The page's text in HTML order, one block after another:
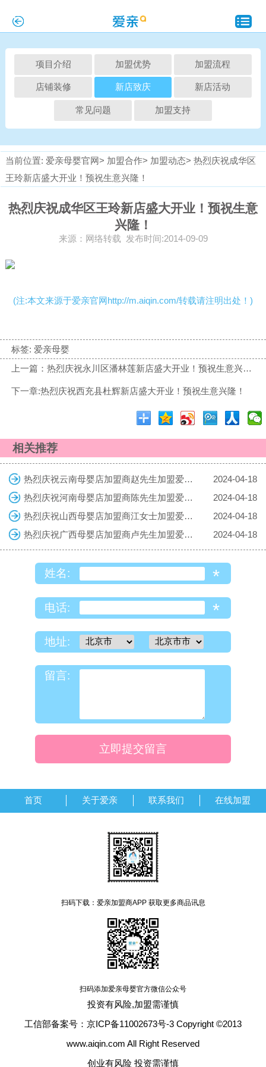
项目介绍 加盟优势 加盟流程
店铺装修 新店致庆 新店活动
常见问题 加盟支持
当前位置: 爱亲母婴官网> 加盟合作> 加盟动态> 热烈庆祝成华区
王玲新店盛大开业！预祝生意兴隆！
热烈庆祝成华区王玲新店盛大开业！预祝生意
兴隆！
来源：网络转载 发布时间:2014-09-09
(注:本文来源于爱亲官网http://m.aiqin.com/转载请注明出处！)
标签: 爱亲母婴
上一篇：热烈庆祝永川区潘林莲新店盛大开业！预祝生意兴隆！
下一章:热烈庆祝西充县杜辉新店盛大开业！预祝生意兴隆！
相关推荐
热烈庆祝云南母婴店加盟商赵先生加盟爱亲母婴！预祝生意兴隆！
2024-04-18
热烈庆祝河南母婴店加盟商陈先生加盟爱亲母婴！预祝生意兴隆！
2024-04-18
热烈庆祝山西母婴店加盟商江女士加盟爱亲母婴！预祝生意兴隆！
2024-04-18
热烈庆祝广西母婴店加盟商卢先生加盟爱亲母婴！预祝生意兴隆！
2024-04-18
姓名: *
电话: *
地址:
留言:
立即提交留言
首页 关于爱亲 联系我们 在线加盟
扫码下载：爱亲加盟商APP 获取更多商品讯息
扫码添加爱亲母婴官方微信公众号
投资有风险,加盟需谨慎
工信部备案号：京ICP备11002673号-3 Copyright ©2013
www.aiqin.com All Right Reserved
创业有风险 投资需谨慎